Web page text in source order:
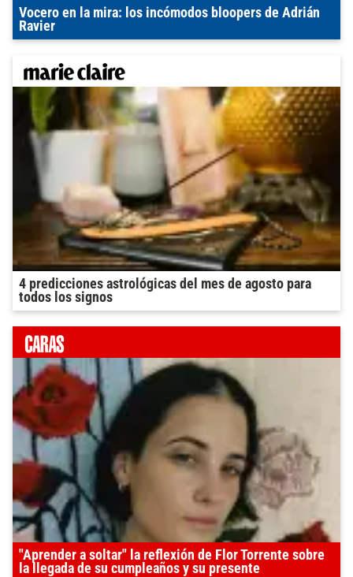
Vocero en la mira: los incómodos bloopers de Adrián
Ravier
4 predicciones astrológicas del mes de agosto para
todos los signos
"Aprender a soltar" la reflexión de Flor Torrente sobre
la llegada de su cumpleaños y su presente